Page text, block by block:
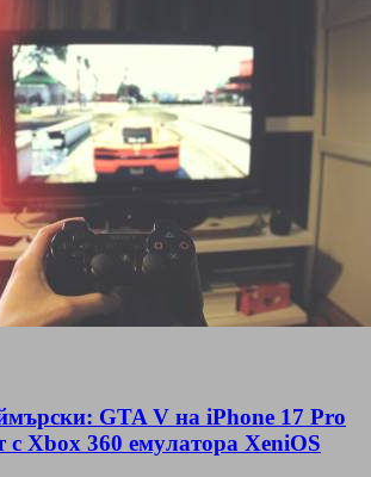
GTA V на iPhone 17 Pro
с Xbox 360 емулатора XeniOS